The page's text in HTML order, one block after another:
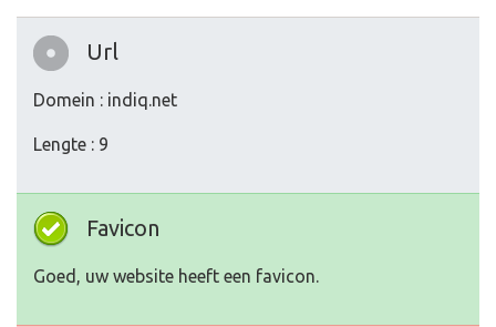
Url
Domein : indiq.net
Lengte : 9
Favicon
Goed, uw website heeft een favicon.